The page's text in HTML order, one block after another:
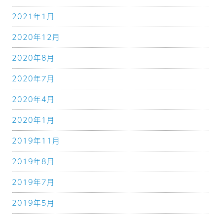
2021年1月
2020年12月
2020年8月
2020年7月
2020年4月
2020年1月
2019年11月
2019年8月
2019年7月
2019年5月